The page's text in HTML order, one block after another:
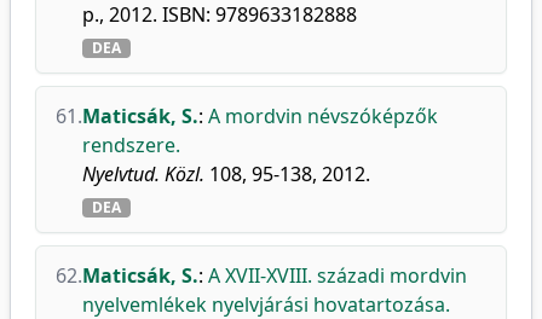
p., 2012. ISBN: 9789633182888
DEA
61.Maticsák, S.: A mordvin névszóképzők
rendszere.
Nyelvtud. Közl. 108, 95-138, 2012.
DEA
62.Maticsák, S.: A XVII-XVIII. századi mordvin
nyelvemlékek nyelvjárási hovatartozása.